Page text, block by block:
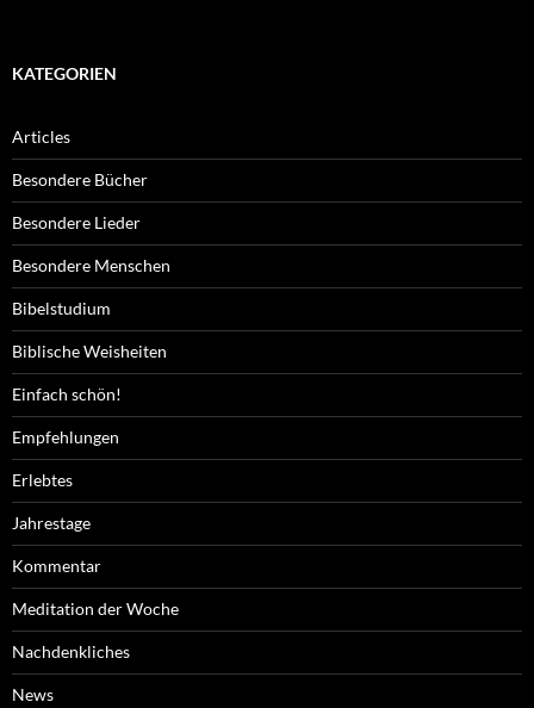
KATEGORIEN
Articles
Besondere Bücher
Besondere Lieder
Besondere Menschen
Bibelstudium
Biblische Weisheiten
Einfach schön!
Empfehlungen
Erlebtes
Jahrestage
Kommentar
Meditation der Woche
Nachdenkliches
News